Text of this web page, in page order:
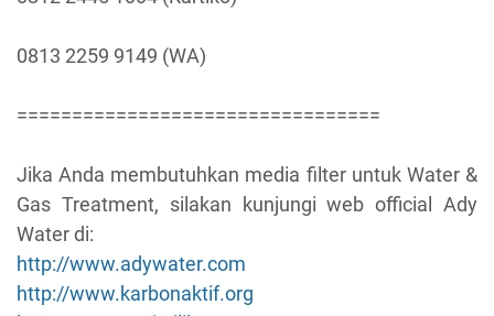
0813 2259 9149 (WA)
=================================
Jika Anda membutuhkan media filter untuk Water &
Gas Treatment, silakan kunjungi web official Ady
Water di:
http://www.adywater.com
http://www.karbonaktif.org